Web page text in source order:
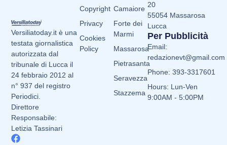
Versiliatoday.it è una
testata giornalistica
autorizzata dal
tribunale di Lucca il
24 febbraio 2012 al
n° 937 del registro
Periodici.
Direttore
Responsabile:
Letizia Tassinari
Camaiore
Forte dei
Marmi
Massarosa
Pietrasanta
Seravezza
Stazzema
Copyright
Privacy
Cookies
Policy
20
55054 Massarosa
Lucca
Per Pubblicità
Email:
redazionevt@gmail.com
Phone: 393-3317601
Hours: Lun-Ven
9:00AM - 5:00PM